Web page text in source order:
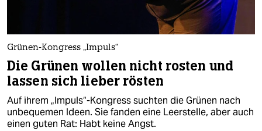
Grünen-Kongress „Impuls“
Die Grünen wollen nicht rosten und
lassen sich lieber rösten
Auf ihrem „Impuls“-Kongress suchten die Grünen nach
unbequemen Ideen. Sie fanden eine Leerstelle, aber auch
einen guten Rat: Habt keine Angst.